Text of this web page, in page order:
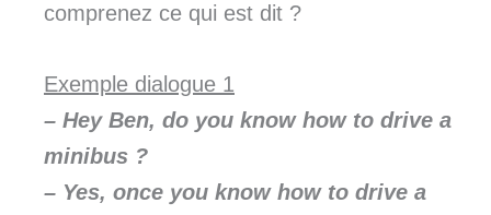
comprenez ce qui est dit ?
Exemple dialogue 1
– Hey Ben, do you know how to drive a
minibus ?
– Yes, once you know how to drive a